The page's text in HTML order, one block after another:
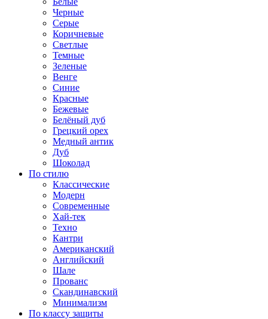
Черные
Серые
Коричневые
Светлые
Темные
Зеленые
Венге
Синие
Красные
Бежевые
Белёный дуб
Грецкий орех
Медный антик
Дуб
Шоколад
По стилю
Классические
Модерн
Современные
Хай-тек
Техно
Кантри
Американский
Английский
Шале
Прованс
Скандинавский
Минимализм
По классу защиты